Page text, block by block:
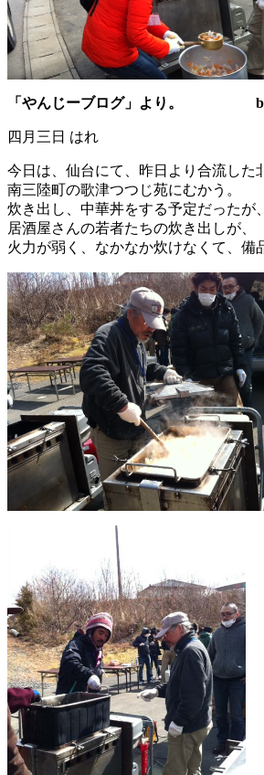
「やんじーブログ」より。 by
四月三日 はれ
今日は、仙台にて、昨日より合流した
南三陸町の歌津つつじ苑にむかう。
炊き出し、中華丼をする予定だったが
居酒屋さんの若者たちの炊き出しが、
火力が弱く、なかなか炊けなくて、備